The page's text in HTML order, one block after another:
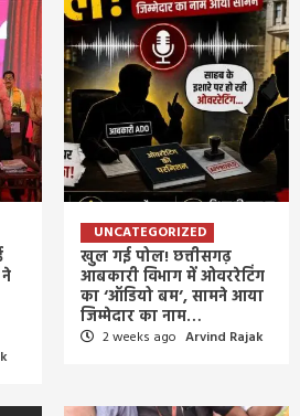
UNCATEGORIZED
खुल गई पोल! छत्तीसगढ़
आबकारी विभाग में ओवररेटिंग
का ‘ऑडियो बम’, सामने आया
जिम्मेदार का नाम…
2 weeks ago Arvind Rajak